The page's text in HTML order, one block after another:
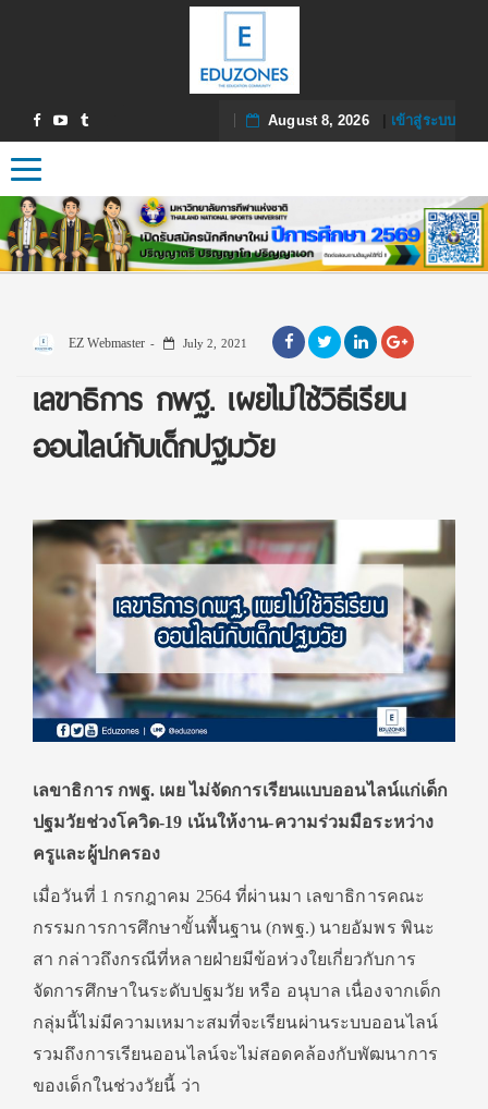
August 8, 2026| เข้าสู่ระบบ
Toggle navigation
EZ Webmaster July 2, 2021
เลขาธิการ กพฐ. เผยไม่ใช้วิธีเรียน
ออนไลน์กับเด็กปฐมวัย
เลขาธิการ กพฐ. เผย ไม่จัดการเรียนแบบออนไลน์แก่เด็ก
ปฐมวัยช่วงโควิด-19 เน้นให้งาน-ความร่วมมือระหว่าง
ครูและผู้ปกครอง
เมื่อวันที่ 1 กรกฎาคม 2564 ที่ผ่านมา เลขาธิการคณะ
กรรมการการศึกษาขั้นพื้นฐาน (กพฐ.) นายอัมพร พินะ
สา กล่าวถึงกรณีที่หลายฝ่ายมีข้อห่วงใยเกี่ยวกับการ
จัดการศึกษาในระดับปฐมวัย หรือ อนุบาล เนื่องจากเด็ก
กลุ่มนี้ไม่มีความเหมาะสมที่จะเรียนผ่านระบบออนไลน์
รวมถึงการเรียนออนไลน์จะไม่สอดคล้องกับพัฒนาการ
ของเด็กในช่วงวัยนี้ ว่า